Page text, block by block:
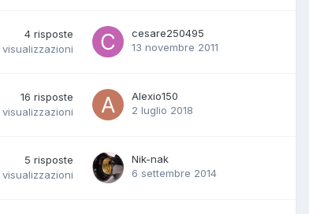
4 risposte
visualizzazioni
cesare250495
13 novembre 2011
16 risposte
visualizzazioni
Alexio150
2 luglio 2018
5 risposte
visualizzazioni
Nik-nak
6 settembre 2014